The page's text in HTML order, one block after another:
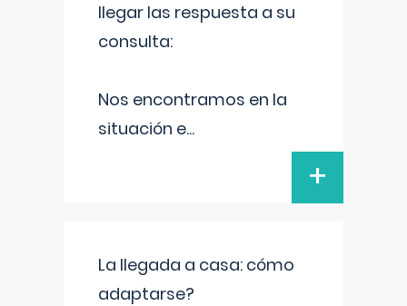
llegar las respuesta a su
consulta:
Nos encontramos en la
situación e...
+
La llegada a casa: cómo
adaptarse?